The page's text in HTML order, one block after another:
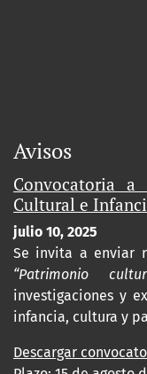
Avisos
Convocatoria a
Cultural e
julio 10, 2025
Se invita a enviar
“Patrimonio
investigaciones y
infancia, cultura y
Descargar